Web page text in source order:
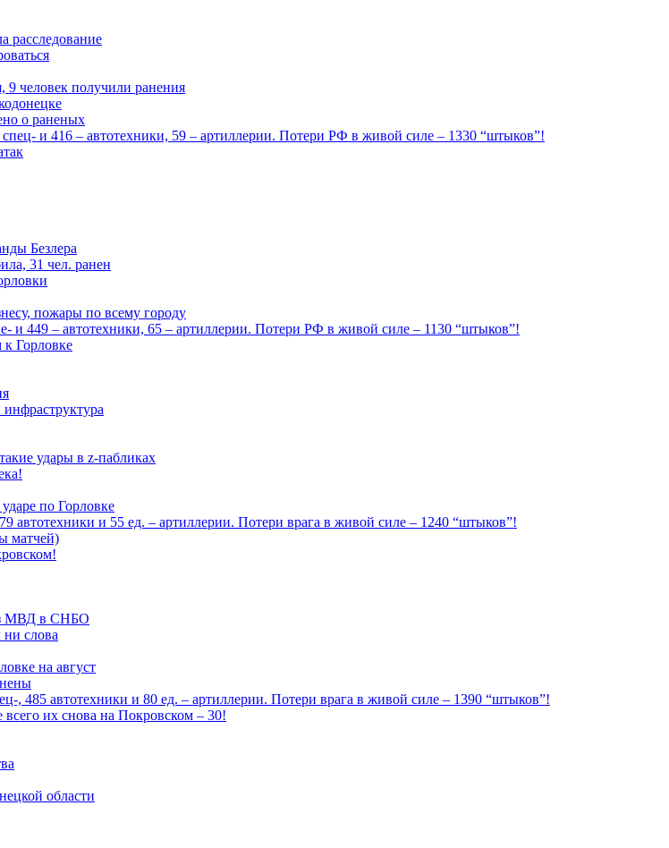
расследование
человек получили ранения
о раненых
и 416 – автотехники, 59 – артиллерии. Потери РФ в живой силе – 1330 “штыков”!
Безлера
31 чел. ранен
пожары по всему городу
449 – автотехники, 65 – артиллерии. Потери РФ в живой силе – 1130 “штыков”!
Горловке
удары в z-пабликах
по Горловке
и 55 ед. – артиллерии. Потери врага в живой силе – 1240 “штыков”!
матчей)
МВД в СНБО
ни слова
на август
автотехники и 80 ед. – артиллерии. Потери врага в живой силе – 1390 “штыков”!
их снова на Покровском – 30!
области